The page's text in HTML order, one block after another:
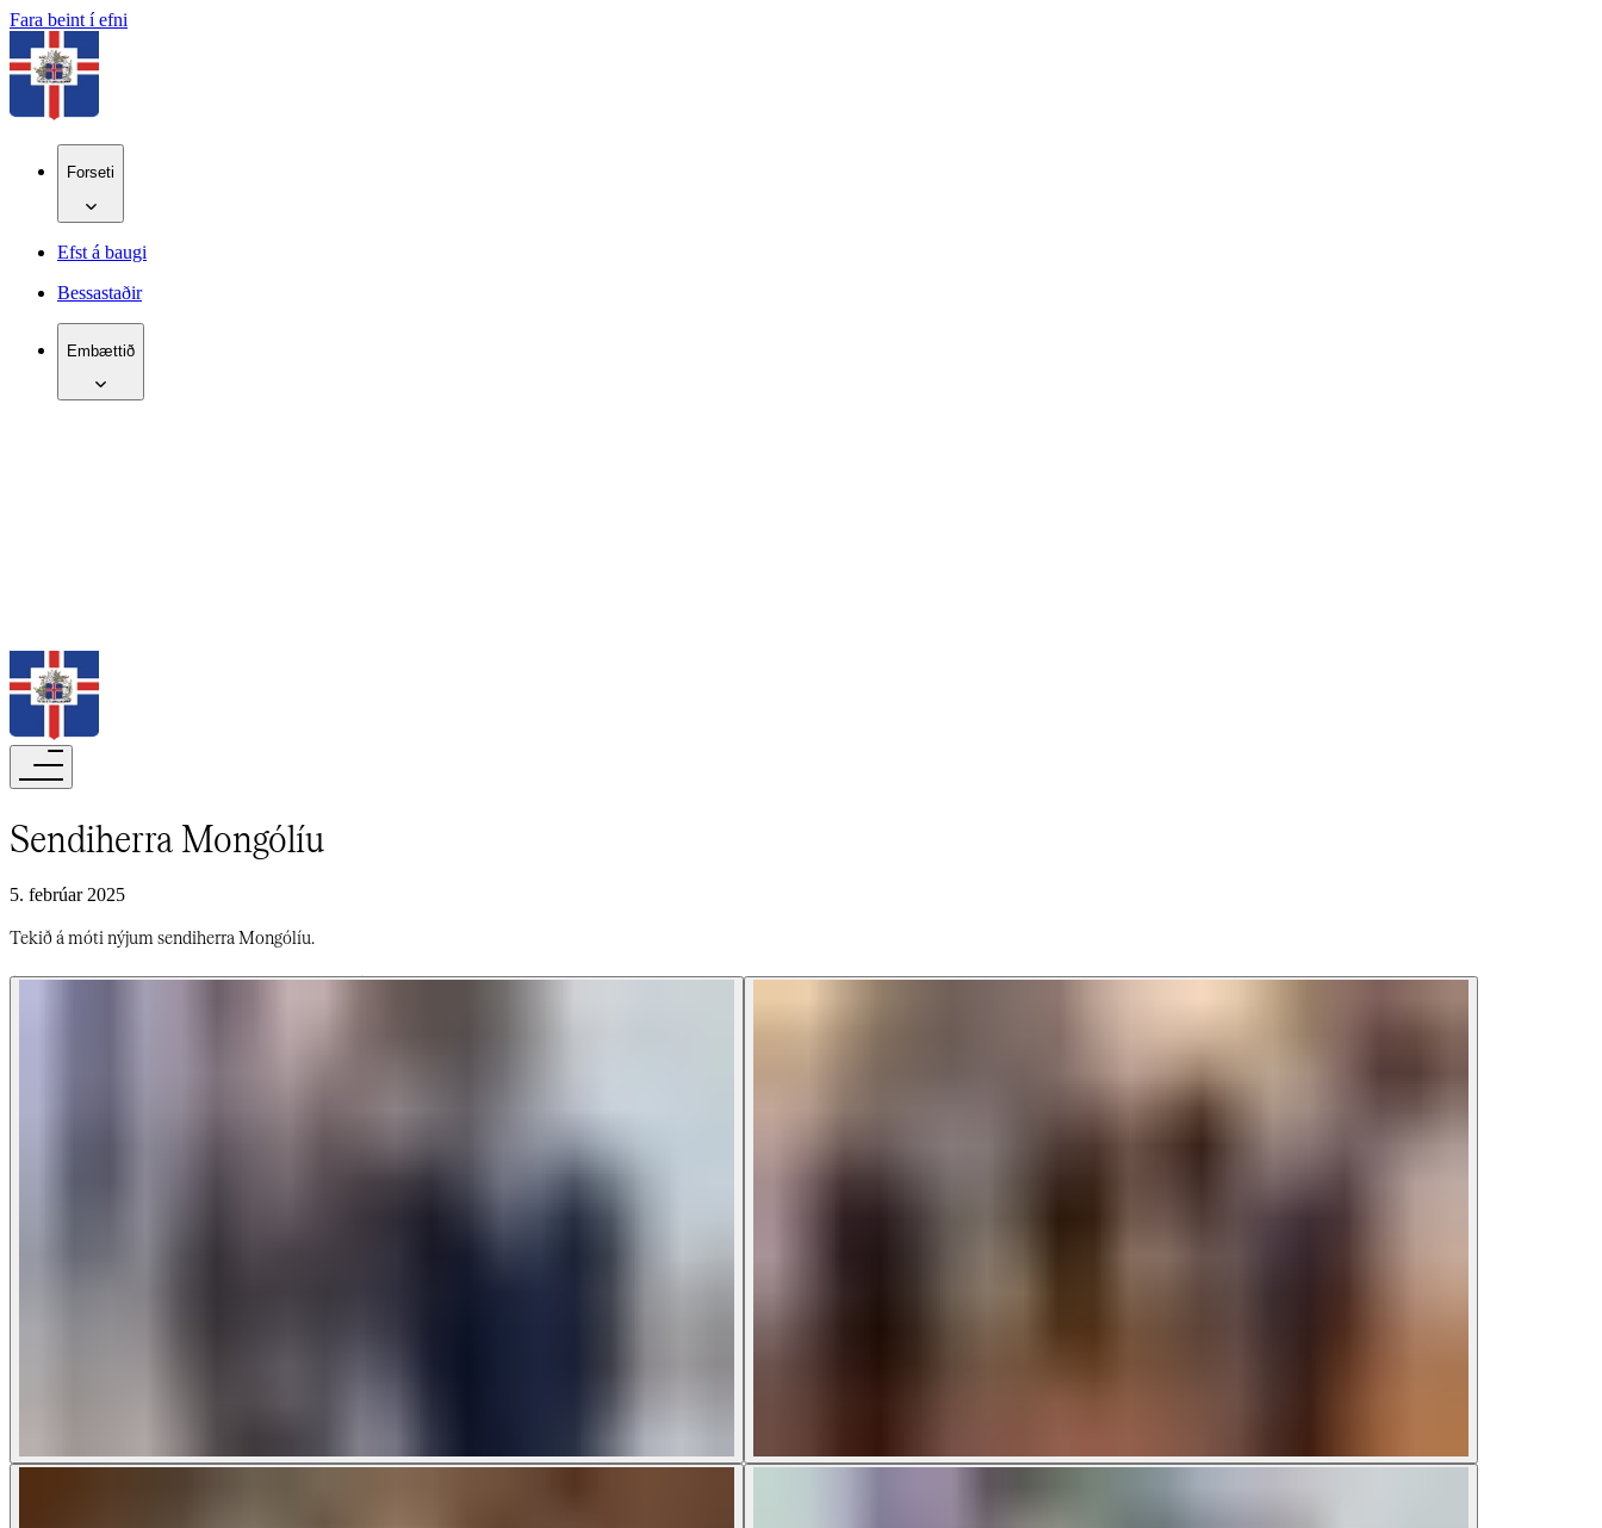
Fara beint í efni
Forseti
Efst á baugi
Bessastaðir
Embættið
Sendiherra Mongólíu​​​​‌ ‍ ​‍​‍‌‍ ‌ ​‍‌‍‍‌‌‍‌ ‌‍‍‌‌‍ ‍​‍​‍​ ‍‍​‍​‍‌ ​ ‌‍​‌‌‍ ‍‌‍‍‌‌ ‌​‌ ‍‌​‍ ‍‌‍‍‌‌‍ ​‍​‍​‍ ​​‍​‍‌‍‍​‌ ​‍‌‍‌‌‌‍‌‍​‍​‍​ ‍‍​‍​‍‌‍‍​‌ ‌​‌ ‌​‌ ​​‌ ​ ​‍ ​‍ ‌‍‌‍‌‍ ‌ ​‍‌ ​ ‌‍‌‌‌ ‌​‌‍‍‌​‍ ‌‌‍‍‌‌ ​ ‌‍ ​‌‍​‌‌‍ ‍‌‍‌​‌ ​ ​‍ ‍‌ ‌‍‌‍‌‌‌ ​‍‌‍​ ‌‍‌‌‌‍ ​​‍ ‍‌‍​‌‌ ​​‌ ​​​‍ ‌ ​ ‌ ‌​‌ ‌‌‌‍‌​‌‍‍‌‌‍ ​‍ ‌‍‍‌‌‍ ‍‌ ‌​‌‍‌‌‌‍ ‍‌ ‌​​‍ ‌‍‌‌‌‍‌​‌‍‍‌‌ ‌​​‍ ‌‍ ‌‌‍ ‌‍‌​‌‍‌‌​ ‌‌ ​​‌ ​‍‌‍‌‌‌ ​ ‌‍‌‌‌‍ ‍‌ ‌​‌‍​‌‌ ‌​‌‍‍‌‌‍ ‌‍ ‍​ ‍ ‌‍‍‌‌‍‌​​ ‌‌ ‌​‌​ ​‌ ​‌‌​ ‌‌​ ​ ‌ ‌‍ ‌‍‍‌‌‍ ​‌‌‍‌‌ ‍‌‌ ‍‍‌‍‌​‌ ‍‌‌‌​ ‌ ‌ ​ ‌‌‌‍‍‌‌‌‍‌​ ​‌‌‌‌‌‌‌‍‍​ ‍ ‌ ‌​‌ ‍‌‌ ​​‌‍‌‌​ ‌‌‍ ‍‌‍‌‌‌ ‌ ‌ ​ ​ ‍ ‌ ​​‌‍​‌‌ ‌​‌‍‍​​ ‌‌ ‌​‌‍‍‌‌ ‌​‌‍ ​‌‍‌‌​ ‌‍​‍‌‍​‌‌ ​ ‌‍‌‌‌‌‌‌‌ ​‍‌‍ ​​ ‌‌‍‍​‌ ‌​‌ ‌​‌ ​​‌ ​ ​‍‌‌​ ​‍‌​‌‍​‍‌‌​ ​‍‌​‌‍‌‍‌‍‌‍ ‌ ​‍‌ ​ ‌‍‌‌‌ ‌​‌‍‍‌​‍ ‌‌‍‍‌‌ ​ ‌‍ ​‌‍​‌‌‍ ‍‌‍‌​‌ ​ ​‍ ‍‌ ‌‍‌‍‌‌‌ ​‍‌‍​ ‌‍‌‌‌‍ ​​‍ ‍‌‍​‌‌ ​​‌ ​​​‍‌‌​ ​‍‌​‌‍‌ ​ ‌ ‌​‌ ‌‌‌‍‌​‌‍‍‌‌‍ ​‍‌‍‌‍‍‌‌‍‌​​ ‌‌ ‌​‌​ ​‌ ​‌‌​ ‌‌​ ​ ‌ ‌‍ ‌‍‍‌‌‍ ​‌‌‍‌‌ ‍‌‌ ‍‍‌‍‌​‌ ‍‌‌‌​ ‌ ‌ ​ ‌‌‌‍‍‌‌‌‍‌​ ​‌‌‌‌‌‌‌‍‍​‍‌‍‌ ‌​‌ ‍‌‌ ​​‌‍‌‌​ ‌‌‍ ‍‌‍‌‌‌ ‌ ‌ ​ ​‍‌‍‌ ​​‌‍​‌‌ ‌​‌‍‍​​ ‌‌ ‌​‌‍‍‌‌ ‌​‌‍ ​‌‍‌‌​‍‌‍‌ ​​‌‍‌‌‌ ​‍‌ ​ ‌ ​​‌‍‌‌‌‍​ ‌ ‌​‌‍‍‌‌ ‌‍‌‍‌‌​ ‌‌ ​​‌ ‌‌‌‍​‍‌‍ ​‌‍‍‌‌ ​ ‌‍‍​‌‍‌‌‌‍‌​​‍​‍‌ ‌
5. febrúar 2025
Tekið á móti nýjum sendiherra Mongólíu.​​​​‌ ‍ ​‍​‍‌‍ ‌ ​‍‌‍‍‌‌‍‌ ‌‍‍‌‌‍ ‍​‍​‍​ ‍‍​‍​‍‌ ​ ‌‍​‌‌‍ ‍‌‍‍‌‌ ‌​‌ ‍‌​‍ ‍‌‍‍‌‌‍ ​‍​‍​‍ ​​‍​‍‌‍‍​‌ ​‍‌‍‌‌‌‍‌‍​‍​‍​ ‍‍​‍​‍‌‍‍​‌ ‌​‌ ‌​‌ ​​‌ ​ ​‍ ​‍ ‌‍‌‍‌‍ ‌ ​‍‌ ​ ‌‍‌‌‌ ‌​‌‍‍‌​‍ ‌‌‍‍‌‌ ​ ‌‍ ​‌‍​‌‌‍ ‍‌‍‌​‌ ​ ​‍ ‍‌ ‌‍‌‍‌‌‌ ​‍‌‍​ ‌‍‌‌‌‍ ​​‍ ‍‌‍​‌‌ ​​‌ ​​​‍ ‌ ​ ‌ ‌​‌ ‌‌‌‍‌​‌‍‍‌‌‍ ​‍ ‌‍‍‌‌‍ ‍‌ ‌​‌‍‌‌‌‍ ‍‌ ‌​​‍ ‌‍‌‌‌‍‌​‌‍‍‌‌ ‌​​‍ ‌‍ ‌‌‍ ‌‍‌​‌‍‌‌​ ‌‌ ​​‌ ​‍‌‍‌‌‌ ​ ‌‍‌‌‌‍ ‍‌ ‌​‌‍​‌‌ ‌​‌‍‍‌‌‍ ‌‍ ‍​ ‍ ‌‍‍‌‌‍‌​​ ‌‌ ‌​‌​ ​‌ ​‌‌​ ‌‌​ ​ ‌ ‌‍ ‌‍‍‌‌‍ ​‌‌‍‌‌ ‍‌‌ ‍‍‌‍‌​‌ ‍‌‌‌​ ‌ ‌ ​ ‌‌‌‍‍‌‌‌‍‌​ ​‌‌‌‌‌‌‌‍‍​ ‍ ‌ ‌​‌ ‍‌‌ ​​‌‍‌‌​ ‌‌‍ ‍‌‍‌‌‌ ‌ ‌ ​ ​ ‍ ‌ ​​‌‍​‌‌ ‌​‌‍‍​​ ‌‌‍‌​‌‍‌‌‌ ​ ‌‍​ ‌ ​‍‌‍‍‌‌ ​​‌ ‌​‌‍‍‌‌‍ ‌‍ ‍​ ‌‍​‍‌‍​‌‌ ​ ‌‍‌‌‌‌‌‌‌ ​‍‌‍ ​​ ‌‌‍‍​‌ ‌​‌ ‌​‌ ​​‌ ​ ​‍‌‌​ ​‍‌​‌‍​‍‌‌​ ​‍‌​‌‍‌‍‌‍‌‍ ‌ ​‍‌ ​ ‌‍‌‌‌ ‌​‌‍‍‌​‍ ‌‌‍‍‌‌ ​ ‌‍ ​‌‍​‌‌‍ ‍‌‍‌​‌ ​ ​‍ ‍‌ ‌‍‌‍‌‌‌ ​‍‌‍​ ‌‍‌‌‌‍ ​​‍ ‍‌‍​‌‌ ​​‌ ​​​‍‌‌​ ​‍‌​‌‍‌ ​ ‌ ‌​‌ ‌‌‌‍‌​‌‍‍‌‌‍ ​‍‌‍‌‍‍‌‌‍‌​​ ‌‌ ‌​‌​ ​‌ ​‌‌​ ‌‌​ ​ ‌ ‌‍ ‌‍‍‌‌‍ ​‌‌‍‌‌ ‍‌‌ ‍‍‌‍‌​‌ ‍‌‌‌​ ‌ ‌ ​ ‌‌‌‍‍‌‌‌‍‌​ ​‌‌‌‌‌‌‌‍‍​‍‌‍‌ ‌​‌ ‍‌‌ ​​‌‍‌‌​ ‌‌‍ ‍‌‍‌‌‌ ‌ ‌ ​ ​‍‌‍‌ ​​‌‍​‌‌ ‌​‌‍‍​​ ‌‌‍‌​‌‍‌‌‌ ​ ‌‍​ ‌ ​‍‌‍‍‌‌ ​​‌ ‌​‌‍‍‌‌‍ ‌‍ ‍​‍‌‍‌ ​​‌‍‌‌‌ ​‍‌ ​ ‌ ​​‌‍‌‌‌‍​ ‌ ‌​‌‍‍‌‌ ‌‍‌‍‌‌​ ‌‌ ​​‌ ‌‌‌‍​‍‌‍ ​‌‍‍‌‌ ​ ‌‍‍​‌‍‌‌‌‍‌​​‍​‍‌ ‌